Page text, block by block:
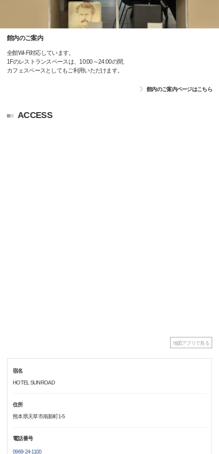
館内のご案内
全館Wi-Fi対応しています。
1Fのレストランスペースは、10:00～24:00の間、
カフェスペースとしてもご利用いただけます。
館内のご案内ページはこちら
ACCESS
地図アプリで見る
宿名
HOTEL SUNROAD
住所
熊本県天草市南新町1-5
電話番号
0969-24-1100